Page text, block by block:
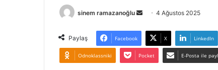
sinem ramazanoğlu
Bir
posta
göndermek
4 Ağustos 2025
Paylaş Facebook X LinkedIn
Odnoklassniki Pocket E-Posta ile